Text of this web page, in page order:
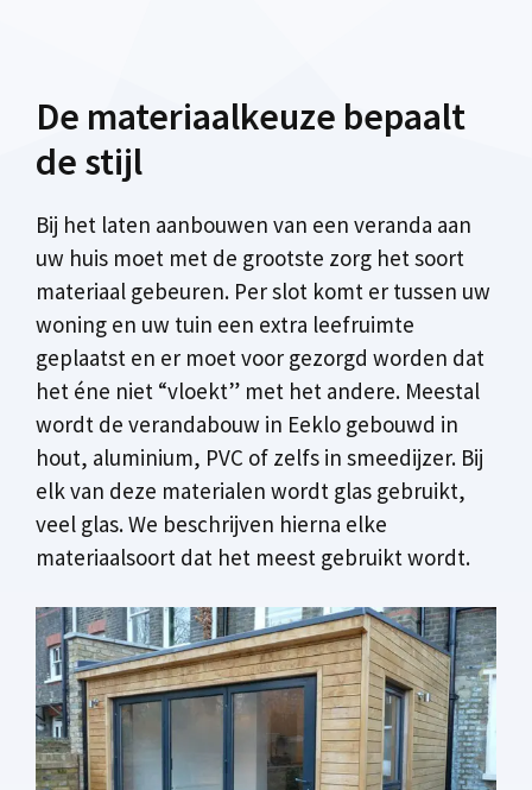
De materiaalkeuze bepaalt
de stijl
Bij het laten aanbouwen van een veranda aan
uw huis moet met de grootste zorg het soort
materiaal gebeuren. Per slot komt er tussen uw
woning en uw tuin een extra leefruimte
geplaatst en er moet voor gezorgd worden dat
het éne niet “vloekt” met het andere. Meestal
wordt de verandabouw in Eeklo gebouwd in
hout, aluminium, PVC of zelfs in smeedijzer. Bij
elk van deze materialen wordt glas gebruikt,
veel glas. We beschrijven hierna elke
materiaalsoort dat het meest gebruikt wordt.